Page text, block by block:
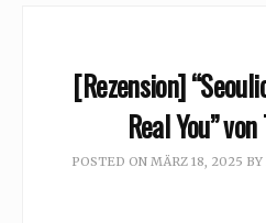
[Rezension]
Real You”
POSTED ON MÄRZ 18, 2025 BY